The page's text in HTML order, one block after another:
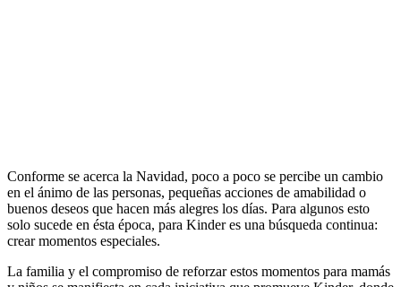
Conforme se acerca la Navidad, poco a poco se percibe un cambio
en el ánimo de las personas, pequeñas acciones de amabilidad o
buenos deseos que hacen más alegres los días. Para algunos esto
solo sucede en ésta época, para Kinder es una búsqueda continua:
crear momentos especiales.
La familia y el compromiso de reforzar estos momentos para mamás